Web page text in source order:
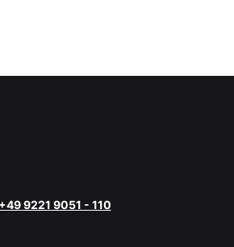
+49 9221 9051 - 110